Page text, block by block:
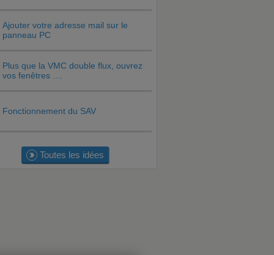
Ajouter votre adresse mail sur le
panneau PC
Plus que la VMC double flux, ouvrez
vos fenêtres ....
Fonctionnement du SAV
Toutes les idées